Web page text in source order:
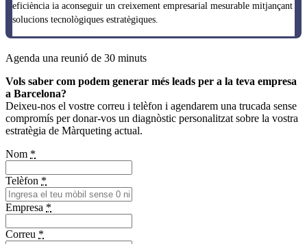
eficiència ia aconseguir un creixement empresarial mesurable mitjançant
solucions tecnològiques estratègiques.
Agenda una reunió de 30 minuts
Vols saber com podem generar més leads per a la teva empresa
a Barcelona?
Deixeu-nos el vostre correu i telèfon i agendarem una trucada sense
compromís per donar-vos un diagnòstic personalitzat sobre la vostra
estratègia de Màrqueting actual.
Nom *
Telèfon *
Empresa *
Correu *